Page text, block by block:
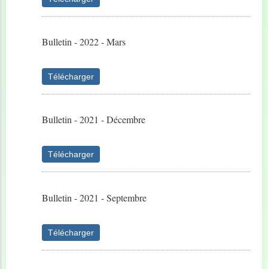
Bulletin - 2022 - Mars
Télécharger
Bulletin - 2021 - Décembre
Télécharger
Bulletin - 2021 - Septembre
Télécharger